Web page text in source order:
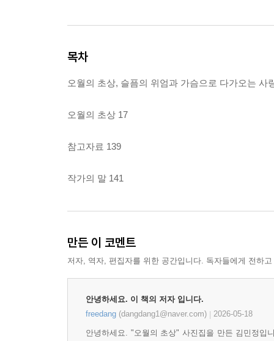
목차
오월의 초상, 슬픔의 위엄과 가슴으로 다가오는 사
오월의 초상 17
참고자료 139
작가의 말 141
만든 이 코멘트
저자, 역자, 편집자를 위한 공간입니다. 독자들에게 전하
안녕하세요. 이 책의 저자 입니다.
freedang (dangdang1@naver.com) 2026-05-18
안녕하세요. "오월의 초상" 사진집을 만든 김민정입